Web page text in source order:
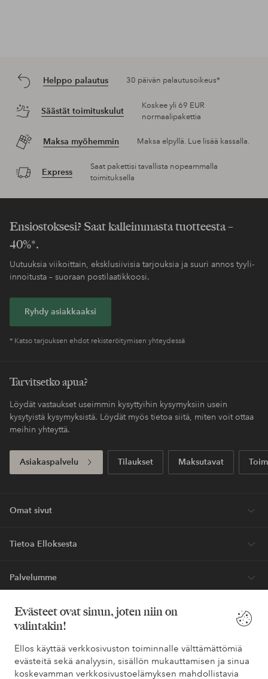
Evästeet ovat sinun, joten niin on
valintakin!
Ellos käyttää verkkosivuston toiminnalle välttämättömiä
evästeitä sekä analyysin, sisällön mukauttamisen ja sinua
koskevamman verkkosivustoelämyksen mahdollistavia
Helppo palautus 30 päivän palautusoikeus*
Säästät toimituskulut
Koskee yli 69 EUR
normaalipakettia
Maksa myöhemmin Maksa elpyllä. Lue lisää kassalla.
Express
Saat pakettisi tavallista nopeammalla
toimituksella
Ensiostoksesi? Saat kalleimmasta tuotteesta –
40%*.
Uutuuksia viikoittain, eksklusiivisia tarjouksia ja suuri annos tyyli-
innoitusta – suoraan postilaatikkoosi.
Ryhdy asiakkaaksi
* Katso tarjouksen ehdot rekisteröitymisen yhteydessä
Tarvitsetko apua?
Löydät vastaukset useimmin kysyttyihin kysymyksiin usein
kysytyistä kysymyksistä. Löydät myös tietoa siitä, miten voit ottaa
meihin yhteyttä.
Asiakaspalvelu Tilaukset Maksutavat
Omat sivut
Tietoa Elloksesta
Palvelumme
Ehdot
Ystävät